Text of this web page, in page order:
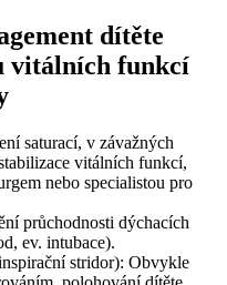
dítěte
vitálních funkcí
saturací, v závažných
vitálních funkcí,
nebo specialistou pro
průchodnosti dýchacích
ev. intubace).
stridor): Obvykle